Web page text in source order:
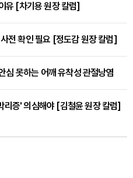
유 [차기용 원장 칼럼]
전 확인 필요 [정도감 원장 칼럼]
못하는 어깨 유착성 관절낭염
리증' 의심해야 [김철윤 원장 칼럼]